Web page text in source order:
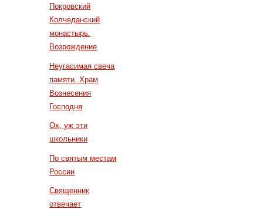
Покровский
Колчеданский
монастырь.
Возрождение
Неугасимая свеча
памяти. Храм
Вознесения
Господня
Ох, уж эти
школьники
По святым местам
России
Священник
отвечает